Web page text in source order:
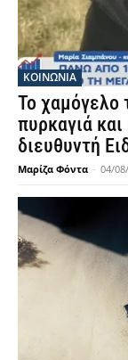
ΚΟΙΝΩΝΙΑ
Το χαμόγελο
πυρκαγιά
διευθυντή
Μαρίζα Φόντα - 04/